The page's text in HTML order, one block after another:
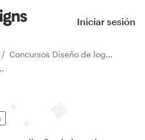
Iniciar sesión
Concursos Diseño de logotipo